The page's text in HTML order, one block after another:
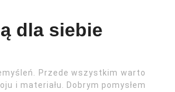
dla siebie
Przede wszystkim warto
i materiału. Dobrym pomysłem